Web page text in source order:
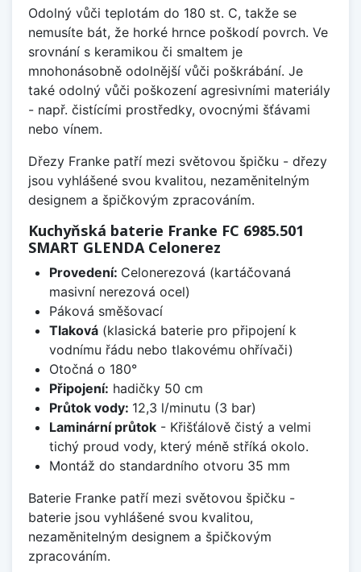
Odolný vůči teplotám do 180 st. C, takže se
nemusíte bát, že horké hrnce poškodí povrch. Ve
srovnání s keramikou či smaltem je
mnohonásobně odolnější vůči poškrábání. Je
také odolný vůči poškození agresivními materiály
- např. čistícími prostředky, ovocnými šťávami
nebo vínem.
Dřezy Franke patří mezi světovou špičku - dřezy
jsou vyhlášené svou kvalitou, nezaměnitelným
designem a špičkovým zpracováním.
Kuchyňská baterie Franke FC 6985.501
SMART GLENDA Celonerez
Provedení: Celonerezová (kartáčovaná
masivní nerezová ocel)
Páková směšovací
Tlaková(klasická baterie pro připojení k
vodnímu řádu nebo tlakovému ohřívači)
Otočná o 180°
Připojení: hadičky 50 cm
Průtok vody: 12,3 l/minutu (3 bar)
Laminární průtok- Křišťálově čistý a velmi
tichý proud vody, který méně stříká okolo.
Montáž do standardního otvoru 35 mm
Baterie Franke patří mezi světovou špičku -
baterie jsou vyhlášené svou kvalitou,
nezaměnitelným designem a špičkovým
zpracováním.